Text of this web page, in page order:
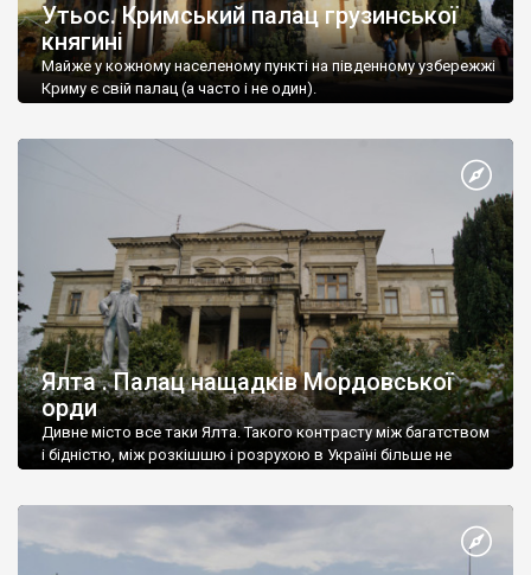
Утьос. Кримський палац грузинської
княгині
Майже у кожному населеному пункті на південному узбережжі
Криму є свій палац (а часто і не один).
Ялта . Палац нащадків Мордовської
орди
Дивне місто все таки Ялта. Такого контрасту між багатством
і бідністю, між розкішшю і розрухою в Україні більше не